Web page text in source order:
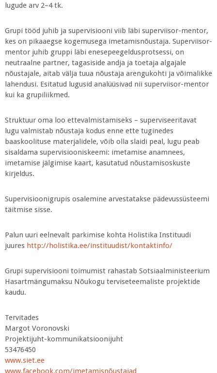
lugude arv 2–4 tk.
Grupi tööd juhib ja supervisiooni viib läbi superviisor-mentor,
kes on pikaaegse kogemusega imetamisnõustaja. Superviisor-
mentor juhib gruppi läbi enesepeegeldusprotsessi, on
neutraalne partner, tagasiside andja ja toetaja algajale
nõustajale, aitab välja tuua nõustaja arengukohti ja võimalikke
lahendusi. Esitatud lugusid analüüsivad nii superviisor-mentor
kui ka grupiliikmed.
Struktuur oma loo ettevalmistamiseks – superviseeritavat
lugu valmistab nõustaja kodus enne ette tuginedes
baaskoolituse materjalidele, võib olla slaidi peal, lugu peab
sisaldama supervisiooniskeemi: imetamise anamnees,
imetamise jälgimise kaart, kasutatud nõustamisoskuste
kirjeldus.
Supervisioonigrupis osalemine arvestatakse pädevussüsteemi
täitmise sisse.
Palun uuri eelnevalt parkimise kohta Holistika Instituudi
juures http://holistika.ee/instituudist/kontaktinfo/
Grupi supervisiooni toimumist rahastab Sotsiaalministeerium
Hasartmängumaksu Nõukogu terviseteemaliste projektide
kaudu.
Tervitades
Margot Voronovski
Projektijuht-kommunikatsioonijuht
53476450
www.siet.ee
www.facebook.com/imetamisnõustajad